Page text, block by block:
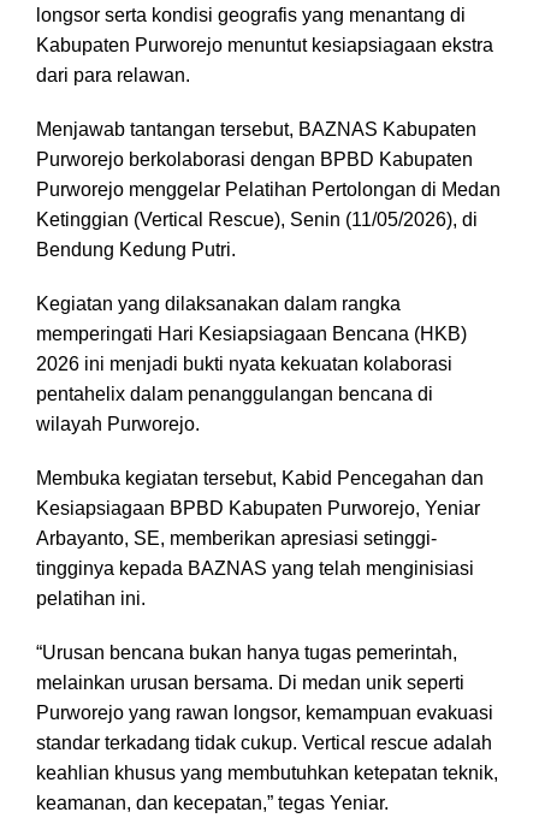
longsor serta kondisi geografis yang menantang di
Kabupaten Purworejo menuntut kesiapsiagaan ekstra
dari para relawan.
Menjawab tantangan tersebut, BAZNAS Kabupaten
Purworejo berkolaborasi dengan BPBD Kabupaten
Purworejo menggelar Pelatihan Pertolongan di Medan
Ketinggian (Vertical Rescue), Senin (11/05/2026), di
Bendung Kedung Putri.
Kegiatan yang dilaksanakan dalam rangka
memperingati Hari Kesiapsiagaan Bencana (HKB)
2026 ini menjadi bukti nyata kekuatan kolaborasi
pentahelix dalam penanggulangan bencana di
wilayah Purworejo.
Membuka kegiatan tersebut, Kabid Pencegahan dan
Kesiapsiagaan BPBD Kabupaten Purworejo, Yeniar
Arbayanto, SE, memberikan apresiasi setinggi-
tingginya kepada BAZNAS yang telah menginisiasi
pelatihan ini.
“Urusan bencana bukan hanya tugas pemerintah,
melainkan urusan bersama. Di medan unik seperti
Purworejo yang rawan longsor, kemampuan evakuasi
standar terkadang tidak cukup. Vertical rescue adalah
keahlian khusus yang membutuhkan ketepatan teknik,
keamanan, dan kecepatan,” tegas Yeniar.